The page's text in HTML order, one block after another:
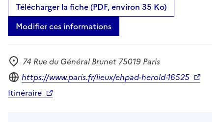
Télécharger la fiche (PDF, environ 35 Ko)
Modifier ces informations
Adresse
74 Rue du Général Brunet 75019 Paris
Site internet
https://www.paris.fr/lieux/ehpad-herold-16525
Itinéraire